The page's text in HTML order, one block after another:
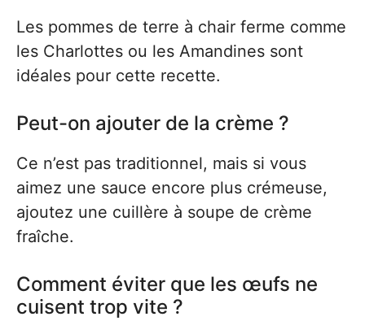
Les pommes de terre à chair ferme comme
les Charlottes ou les Amandines sont
idéales pour cette recette.
Peut-on ajouter de la crème ?
Ce n’est pas traditionnel, mais si vous
aimez une sauce encore plus crémeuse,
ajoutez une cuillère à soupe de crème
fraîche.
Comment éviter que les œufs ne
cuisent trop vite ?